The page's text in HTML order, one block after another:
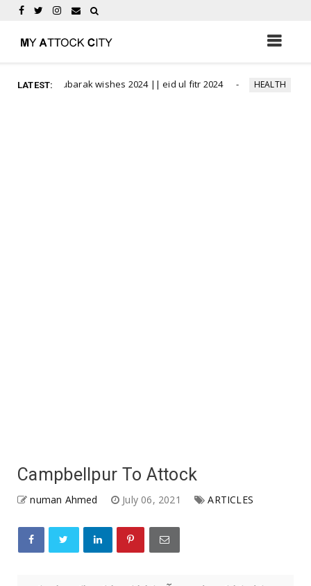
LATEST:
eid mubarak wishes 2024 || eid ul fitr 2024 HEALTH
Campbellpur To Attock
numan Ahmed July 06, 2021 ARTICLES